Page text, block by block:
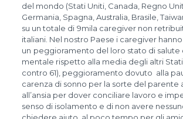
del mondo (Stati Uniti, Canada, Regno
Germania, Spagna, Australia, Brasile,
su un totale di 9mila caregiver non
italiani. Nel nostro Paese i caregiver
un peggioramento del loro stato di salute
mentale rispetto alla media degli altri
contro 61), peggioramento dovuto alla
carenza di sonno per la sorte del parente
all’ansia per dover conciliare lavoro e
senso di isolamento e di non avere